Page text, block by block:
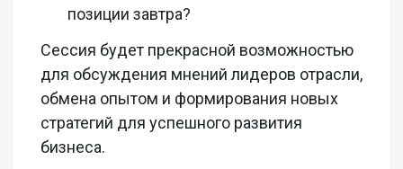
позиции завтра?
Сессия будет прекрасной возможностью
для обсуждения мнений лидеров отрасли,
обмена опытом и формирования новых
стратегий для успешного развития
бизнеса.